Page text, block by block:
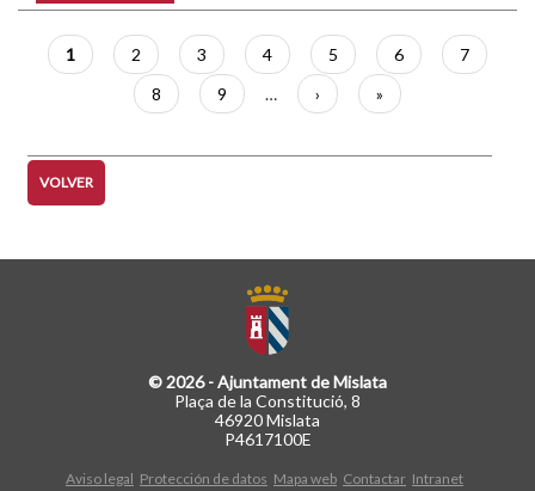
Paginación
Página
actual
1 Página
2 Página
3 Página
4 Página
5 Página
6 Página
7
Página
8 Página
9 …
Siguiente
página
›
Última
página
»
VOLVER
© 2026 - Ajuntament de Mislata
Plaça de la Constitució, 8
46920 Mislata
P4617100E
Aviso legal Protección de datos Mapa web Contactar Intranet